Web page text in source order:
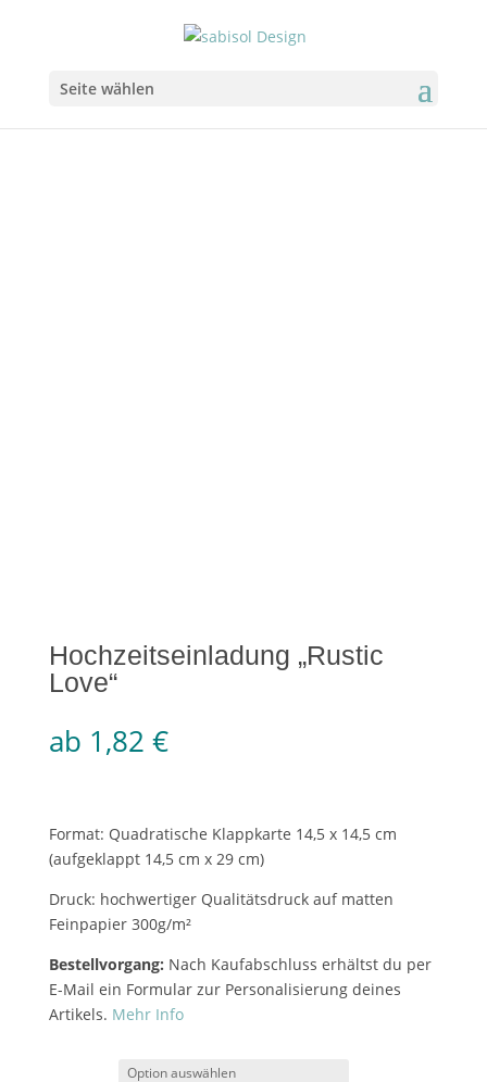
Seite wählen
Hochzeitseinladung „Rustic
Love“
ab 1,82 €
Format: Quadratische Klappkarte 14,5 x 14,5 cm
(aufgeklappt 14,5 cm x 29 cm)
Druck: hochwertiger Qualitätsdruck auf matten
Feinpapier 300g/m²
Bestellvorgang: Nach Kaufabschluss erhältst du per
E-Mail ein Formular zur Personalisierung deines
Artikels. Mehr Info